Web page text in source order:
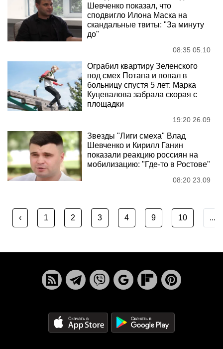
Шевченко показал, что
сподвигло Илона Маска на
скандальные твиты: "За минуту
до"
08:35 05.10
Ограбил квартиру Зеленского
под смех Потапа и попал в
больницу спустя 5 лет: Марка
Куцевалова забрала скорая с
площадки
19:20 26.09
Звезды "Лиги смеха" Влад
Шевченко и Кирилл Ганин
показали реакцию россиян на
мобилизацию: "Где-то в Ростове"
08:20 23.09
‹ 1 2 3 4 9 10 ...